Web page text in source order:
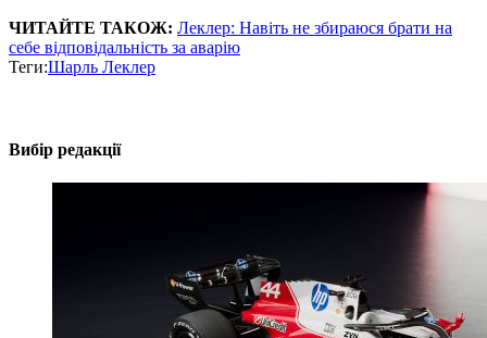
ЧИТАЙТЕ ТАКОЖ: Леклер: Навіть не збираюся брати на
себе відповідальність за аварію
Теги:Шарль Леклер
Вибір редакції